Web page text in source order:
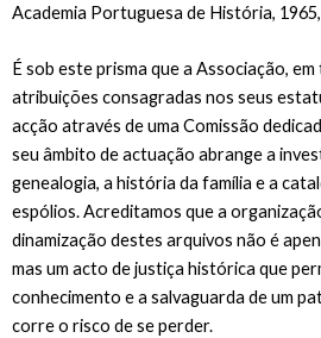
Academia Portuguesa de História, 1965,
É sob este prisma que a Associação,
atribuições consagradas nos seus
acção através de uma Comissão
seu âmbito de actuação abrange a
genealogia, a história da família e a
espólios. Acreditamos que a
dinamização destes arquivos não é
mas um acto de justiça histórica que
conhecimento e a salvaguarda de um
corre o risco de se perder.